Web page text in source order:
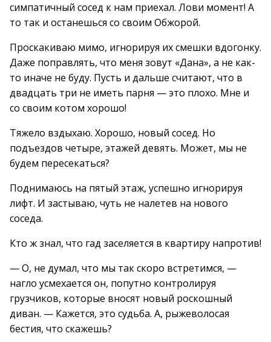
симпатичный сосед к нам приехал. Лови момент! А
то так и останешься со своим Обжорой.
Проскакиваю мимо, игнорируя их смешки вдогонку.
Даже поправлять, что меня зовут «Дана», а не как-
то иначе не буду. Пусть и дальше считают, что в
двадцать три не иметь парня — это плохо. Мне и
со своим котом хорошо!
Тяжело вздыхаю. Хорошо, новый сосед. Но
подъездов четыре, этажей девять. Может, мы не
будем пересекаться?
Поднимаюсь на пятый этаж, успешно игнорируя
лифт. И застываю, чуть не налетев на нового
соседа.
Кто ж знал, что гад заселяется в квартиру напротив!
— О, не думал, что мы так скоро встретимся, —
нагло усмехается он, попутно контролируя
грузчиков, которые вносят новый роскошный
диван. — Кажется, это судьба. А, рыжеволосая
бестия, что скажешь?